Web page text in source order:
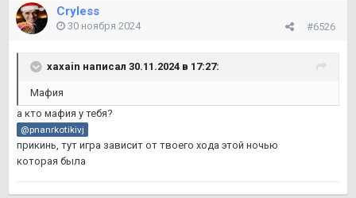
Cryless
#6526
30 ноября 2024
xaxain написал 30.11.2024 в 17:27:
Мафия
а кто мафия у тебя?
@pnanrkotikivj
прикинь, тут игра зависит от твоего хода этой ночью
которая была